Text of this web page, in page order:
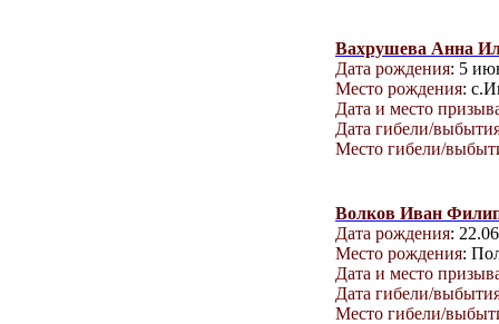
Вахрушева Анна
Дата рождения: 5
Место рождения:
Дата и место
Дата гибели/
Место гибели/
Волков Иван
Дата рождения:
Место рождения:
Дата и место
Дата гибели/
Место гибели/